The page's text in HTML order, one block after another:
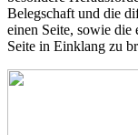
Belegschaft und die
einen Seite, sowie die
Seite in Einklang zu